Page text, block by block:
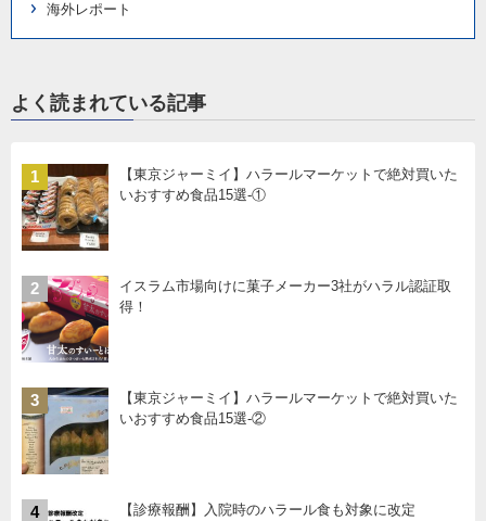
海外レポート
よく読まれている記事
1
【東京ジャーミイ】ハラールマーケットで絶対買いた
いおすすめ食品15選-①
2
イスラム市場向けに菓子メーカー3社がハラル認証取
得！
3
【東京ジャーミイ】ハラールマーケットで絶対買いた
いおすすめ食品15選-②
4 【診療報酬】入院時のハラール食も対象に改定